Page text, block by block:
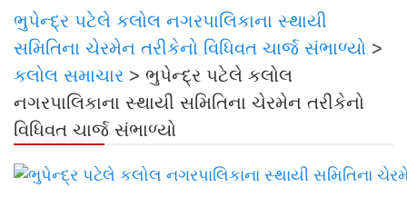
ભુપેન્દ્ર પટેલે કલોલ નગરપાલિકાના સ્થાયી
સમિતિના ચેરમેન તરીકેનો વિધિવત ચાર્જ સંભાળ્યો >
કલોલ સમાચાર > ભુપેન્દ્ર પટેલે કલોલ
નગરપાલિકાના સ્થાયી સમિતિના ચેરમેન તરીકેનો
વિધિવત ચાર્જ સંભાળ્યો